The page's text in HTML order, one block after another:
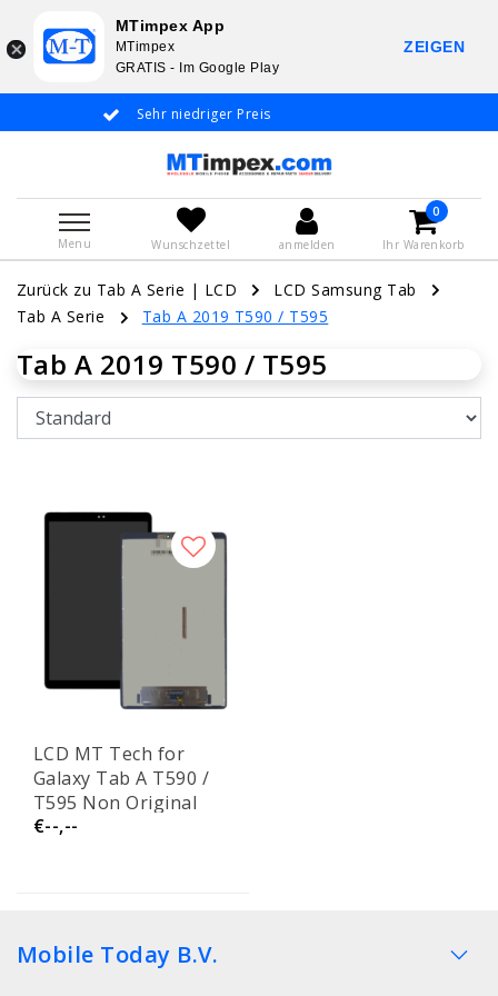
Sehr niedriger Preis
Menu Wunschzettel anmelden
0
Ihr Warenkorb
Zurück zu Tab A Serie | LCD
LCD Samsung Tab
Tab A Serie
Tab A 2019 T590 / T595
Tab A 2019 T590 / T595
LCD MT Tech for
Galaxy Tab A T590 /
T595 Non Original
Refurbish
€--,--
Mobile Today B.V.
MTimpex App
MTimpex
GRATIS - Im Google Play
ZEIGEN